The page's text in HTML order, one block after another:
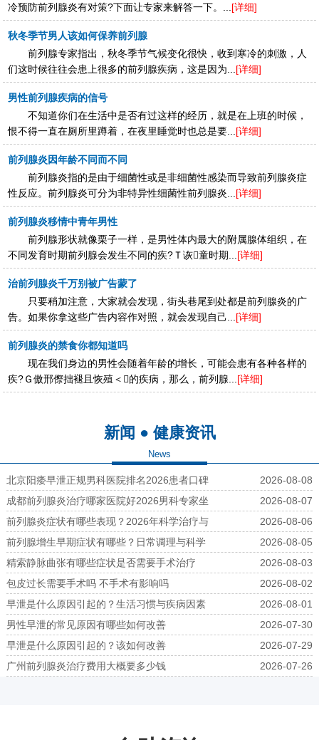
冷预防前列腺炎有对策?下面让专家来解答一下。... [详细]
秋冬季节男人该如何保养前列腺
前列腺专家指出，秋冬季节气候变化很快，收到寒冷的刺激，人
们这时候往往会患上很多的前列腺疾病，这是因为... [详细]
男性前列腺疾病的信号
不知道你们在生活中是否有过这样的经历，就是在上班的时候，
恨不得一直在厕所里蹲着，在夜里睡觉时也总是要... [详细]
前列腺炎因年龄不同而不同
前列腺炎指的是由于细菌性或是非细菌性感染而导致前列腺炎症
性反应。前列腺炎可分为非特异性细菌性前列腺炎... [详细]
前列腺炎移情中青年男性
前列腺形状就像栗子一样，是男性体内最大的附属腺体组织，在
不同发育时期前列腺会发生不同的疾?Ｔ诙童时期... [详细]
治前列腺炎千万别被广告蒙了
只要稍加注意，大家就会发现，街头巷尾到处都是前列腺炎的广
告。如果你拿这些广告内容作对照，就会发现自己... [详细]
前列腺炎的禁食你都知道吗
现在我们身边的男性会随着年龄的增长，可能会患有各种各样的
疾?Ｇ傲邢傺拙褪且恢殖＜的疾病，那么，前列腺... [详细]
新闻 ● 健康资讯
News
北京阳痿早泄正规男科医院排名2026患者口碑
2026-08-08
成都前列腺炎治疗哪家医院好2026男科专家坐
2026-08-07
前列腺炎症状有哪些表现？2026年科学治疗与
2026-08-06
前列腺增生早期症状有哪些？日常调理与科学
2026-08-05
精索静脉曲张有哪些症状是否需要手术治疗
2026-08-03
包皮过长需要手术吗 不手术有影响吗
2026-08-02
早泄是什么原因引起的？生活习惯与疾病因素
2026-08-01
男性早泄的常见原因有哪些如何改善
2026-07-30
早泄是什么原因引起的？该如何改善
2026-07-29
广州前列腺炎治疗费用大概要多少钱
2026-07-26